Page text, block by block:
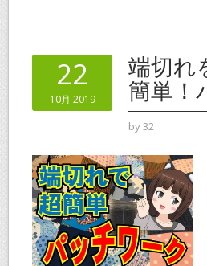
o
o
k
st
22
10月 2019
端切れ
簡単！
by32